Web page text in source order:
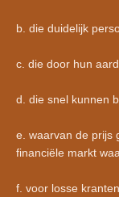
b. die duidelijk
c. die door hun
d. die snel kunnen
e. waarvan de prijs
financiële markt
f. voor losse